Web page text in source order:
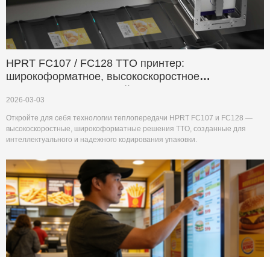
HPRT FC107 / FC128 TTO принтер:
широкоформатное, высокоскоростное
2026-03-03
Откройте для себя технологии теплопередачи HPRT FC107 и FC128 —
высокоскоростные, широкоформатные решения TTO, созданные для
интеллектуального и надежного кодирования упаковки.